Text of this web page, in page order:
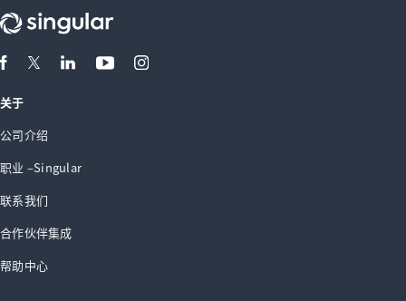
关于
公司介绍
职业 –Singular
联系我们
合作伙伴集成
帮助中心